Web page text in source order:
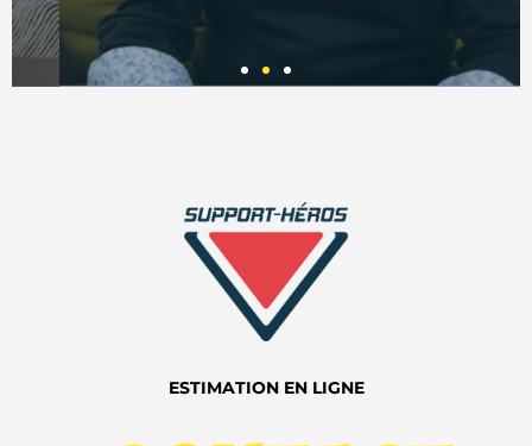
VINCENT
MAISONNEUVE
DIRIGEANT
CÉLÉRYS CONSEIL​
ESTIMATION EN LIGNE